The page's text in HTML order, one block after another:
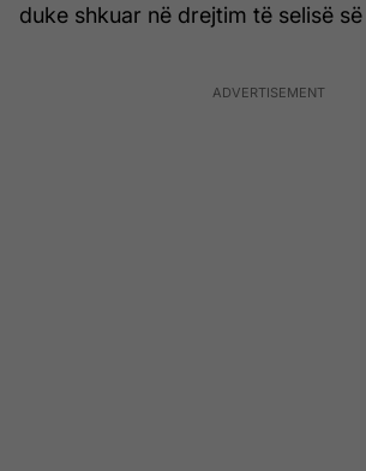
duke shkuar në drejtim të selisë